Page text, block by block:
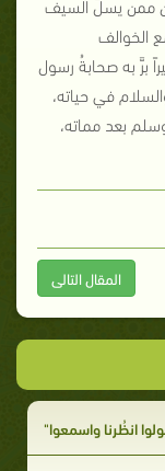
الخوالف
برَّ به صحابةُ رسول
في حياته،
بعد مماته،
المقال التالى
انظُرنا واسمعوا"